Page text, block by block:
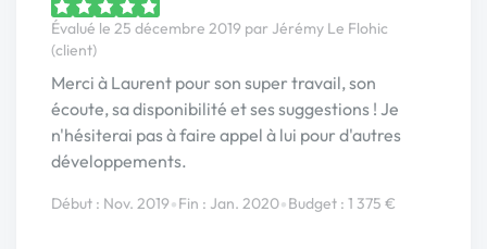
Évalué le 25 décembre 2019 par Jérémy Le Flohic
(client)
Merci à Laurent pour son super travail, son
écoute, sa disponibilité et ses suggestions ! Je
n'hésiterai pas à faire appel à lui pour d'autres
développements.
Début : Nov. 2019•Fin : Jan. 2020•Budget : 1 375 €